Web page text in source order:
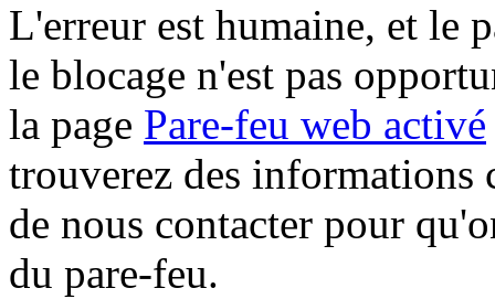
L'erreur est humaine, et le
le blocage n'est pas
la page Pare-feu web activé
trouverez des informations
de nous contacter pour
du pare-feu.